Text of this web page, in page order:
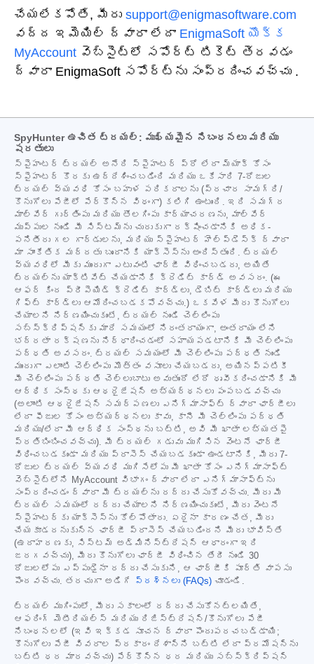
చేయలేకపోతే, మీరు support@enigmasoftware.com
వద్ద ఇమెయిల్ ద్వారా లేదా EnigmaSoft యొక్క
MyAccount వెబ్‌సైట్‌లో సపోర్ట్ టికెట్ తెరవడం
ద్వారా EnigmaSoft సపోర్ట్‌ను సంప్రదించవచ్చు .
SpyHunter ఉచిత ట్రయల్: ముఖ్యమైన నిబంధనలు మరియు
షరతులు
స్పైహంటర్ ట్రయల్ అనేది స్పైహంటర్ ప్రో లేదా మ్యాక్ కోసం
స్పైహంటర్ కొరకు ఉద్దేశించబడింది మరియు ఒకేసారి 7-రోజుల
ట్రయల్ వ్యవధి కోసం బహుళ పరికరాలను (ప్రచార సామగ్రి/
కొనుగోలు పేజీలో పేర్కొన్న విధంగా) కలిగి ఉంటుంది. ఇది సమగ్ర
మాల్వేర్ గుర్తింపు మరియు తొలగింపు కార్యాచరణను, మాల్వేర్
ముప్పుల నుండి మీ సిస్టమ్‌ను చురుకుగా రక్షించడానికి అధిక-
పనితీరు గల గార్డులను, మరియు స్పైహంటర్ హెల్ప్‌డెస్క్ ద్వారా
మా సాంకేతిక మద్దతు బృందానికి యాక్సెస్‌ను అందిస్తుంది. ట్రయల్
వ్యవధిలో మీకు ముందుగా ఎటువంటి ఛార్జీ విధించబడదు, అయితే
ట్రయల్‌ను యాక్టివేట్ చేయడానికి క్రెడిట్ కార్డ్ అవసరం. (ఈ
ఆఫర్ కింద ప్రీపెయిడ్ క్రెడిట్ కార్డ్‌లు, డెబిట్ కార్డ్‌లు మరియు
గిఫ్ట్ కార్డ్‌లు ఆమోదించబడకపోవచ్చు.) ఒకవేళ మీరు కొనుగోలు
చేయాలని నిర్ణయించుకుంటే, ట్రయల్ నుండి చెల్లింపు
సబ్‌స్క్రిప్షన్‌కు మారే సమయంలో నిరంతరాయంగా, అంతరాయం లేని
భద్రతా రక్షణను నిర్ధారించడంలో సహాయపడటానికి మీ చెల్లింపు
పద్ధతి అవసరం. ట్రయల్ సమయంలో మీ చెల్లింపు పద్ధతి నుండి
ముందుగా ఎలాంటి చెల్లింపు మొత్తం వసూలు చేయబడదు, అయినప్పటికీ
మీ చెల్లింపు పద్ధతి చెల్లుబాటు అవుతుందో లేదో ధృవీకరించడానికి మీ
ఆర్థిక సంస్థకు ఆథరైజేషన్ అభ్యర్థనలు పంపబడవచ్చు
(అలాంటి ఆథరైజేషన్ సమర్పణలు ఎనిగ్మాసాఫ్ట్ ద్వారా ఛార్జీలు
లేదా ఫీజుల కోసం అభ్యర్థనలు కావు, కానీ మీ చెల్లింపు పద్ధతి
మరియు/లేదా మీ ఆర్థిక సంస్థను బట్టి, అవి మీ ఖాతా లభ్యతపై
ప్రతిబింబించవచ్చు). మీ ట్రయల్ గడువు ముగిసిన వెంటనే ఛార్జీ
విధించబడకుండా మరియు ప్రాసెస్ చేయబడకుండా ఉండటానికి, మీరు 7-
రోజుల ట్రయల్ వ్యవధి ముగిసేలోపు మీ ఖాతా కోసం ఎనిగ్మాసాఫ్ట్
వెబ్‌సైట్‌లోని MyAccount విభాగం ద్వారా లేదా ఎనిగ్మాసాఫ్ట్‌ను
సంప్రదించడం ద్వారా మీ ట్రయల్‌ను రద్దు చేసుకోవచ్చు. మీరు మీ
ట్రయల్ సమయంలో రద్దు చేయాలని నిర్ణయించుకుంటే, మీరు వెంటనే
స్పైహంటర్‌కు యాక్సెస్‌ను కోల్పోతారు. ఏదైనా కారణం చేత, మీరు
చేయకూడదనుకున్న ఛార్జీ ప్రాసెస్ చేయబడిందని మీరు భావిస్తే
(ఉదాహరణకు, సిస్టమ్ అడ్మినిస్ట్రేషన్ ఆధారంగా ఇది
జరగవచ్చు), మీరు కొనుగోలు ఛార్జీ విధించిన తేదీ నుండి 30
రోజులలోపు ఎప్పుడైనా రద్దు చేసుకుని, ఆ ఛార్జీకి పూర్తి వాపసు
పొందవచ్చు. తరచుగా అడిగే
ప్రశ్నలు (FAQs) చూడండి.
ట్రయల్ ముగింపులో, మీరు సకాలంలో రద్దు చేసుకోనట్లయితే,
ఆఫరింగ్ మెటీరియల్స్ మరియు రిజిస్ట్రేషన్/కొనుగోలు పేజీ
నిబంధనలలో (ఇవి ఇక్కడ సూచన ద్వారా పొందుపరచబడ్డాయి;
కొనుగోలు పేజీ వివరాల ప్రకారం దేశాన్ని బట్టి లేదా ప్రమోషన్‌ను
బట్టి ధర మారవచ్చు) పేర్కొన్న ధర మరియు సబ్‌స్క్రిప్షన్